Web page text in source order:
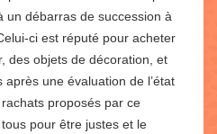
un débarras de succession à
ci est réputé pour acheter
des objets de décoration, et
une évaluation de l’état
proposés par ce
pour être justes et le